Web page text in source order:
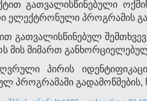
გათვალისწინებული
ელექტრონული პროგრამის
გათვალისწინებულ
მის მიმართ
პირის
პროგრამაში გადამოწმების,